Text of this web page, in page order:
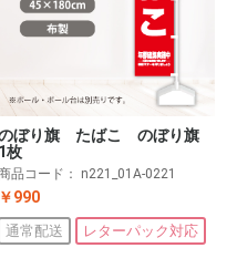
ぼり旗 たばこ のぼり旗
1枚
品コード： n221_01A-0221
￥990
通常配送 レターパック対応